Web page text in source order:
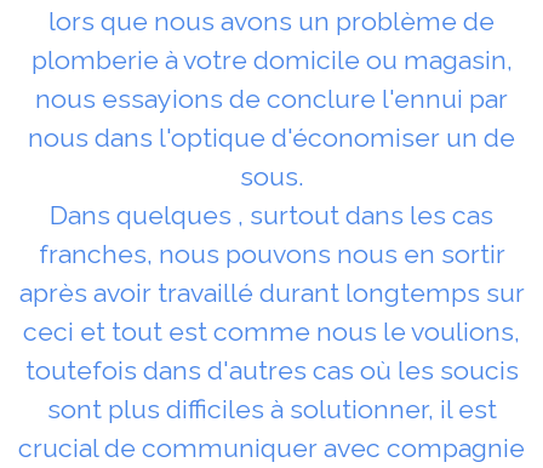
lors que nous avons un problème de
plomberie à votre domicile ou magasin,
nous essayions de conclure l'ennui par
nous dans l'optique d'économiser un de
sous.
Dans quelques , surtout dans les cas
franches, nous pouvons nous en sortir
après avoir travaillé durant longtemps sur
ceci et tout est comme nous le voulions,
toutefois dans d'autres cas où les soucis
sont plus difficiles à solutionner, il est
crucial de communiquer avec compagnie